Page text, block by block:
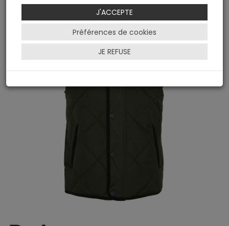
J'ACCEPTE
Préférences de cookies
JE REFUSE